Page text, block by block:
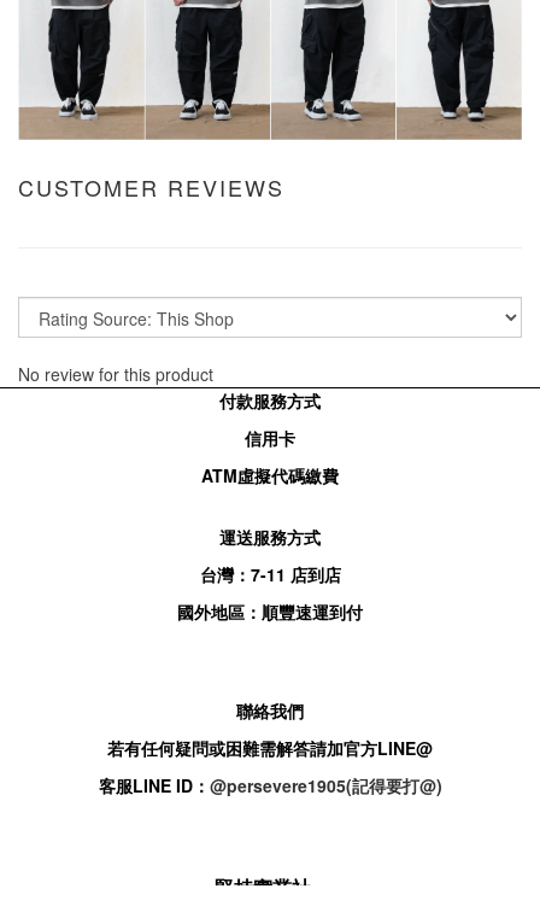
CUSTOMER REVIEWS
No review for this product
付款服務方式
信用卡
ATM虛擬代碼繳費
運送服務方式
台灣： 7-11 店到店
國外地區：順豐速運到付
聯絡我們
若有任何疑問或困難需解答請加官方LINE@
客服LINE ID： @persevere1905(記得要打@)
堅持實業社